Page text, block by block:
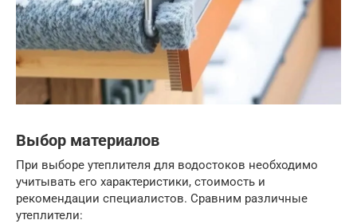
Выбор материалов
При выборе утеплителя для водостоков необходимо
учитывать его характеристики, стоимость и
рекомендации специалистов. Сравним различные
утеплители: